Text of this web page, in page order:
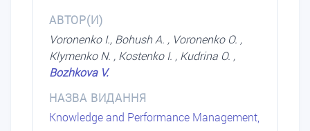
АВТОР(И)
Voronenko I., Bohush A. , Voronenko O. ,
Klymenko N. , Kostenko I. , Kudrina O. ,
Bozhkova V.
НАЗВА ВИДАННЯ
Knowledge and Performance Management,